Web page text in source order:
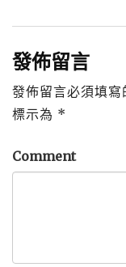
發佈留言
發佈留言必須填寫
標示為 *
Comment